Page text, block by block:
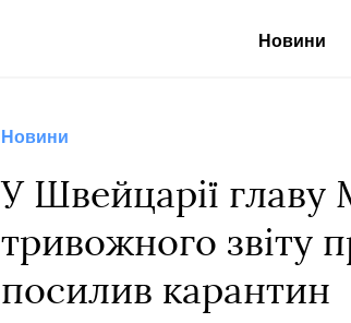
Новини
Новини
У Швейцарії
тривожного звіту
посилив карантин